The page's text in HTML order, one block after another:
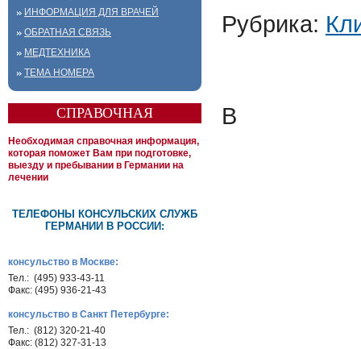
ИНФОРМАЦИЯ ДЛЯ ВРАЧЕЙ
ОБРАТНАЯ СВЯЗЬ
МЕДТЕХНИКА
ТЕМА НОМЕРА
СПРАВОЧНАЯ
Необходимая справочная информация,
которая поможет Вам при подготовке,
выезду и пребывании в Германии на
лечении
ТЕЛЕФОНЫ КОНСУЛЬСКИХ СЛУЖБ
ГЕРМАНИИ В РОССИИ:
консульство в Москве:
Тел.: (495) 933-43-11
Факс: (495) 936-21-43
консульство в Санкт Петербурге:
Тел.: (812) 320-21-40
Факс: (812) 327-31-13
Рубрика:
В